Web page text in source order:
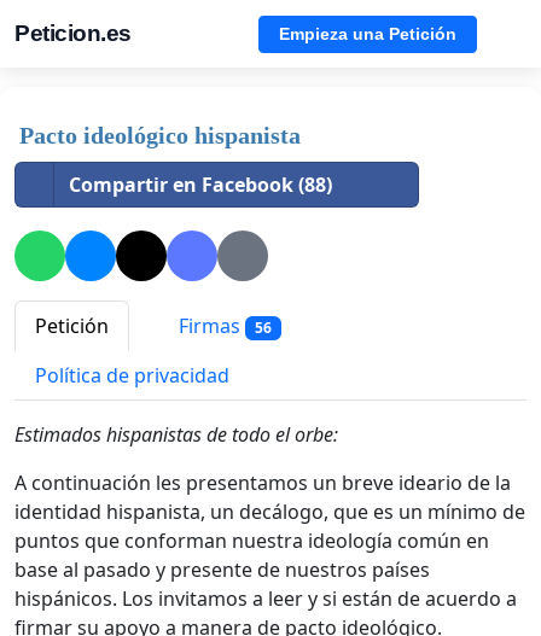
Peticion.es Empieza una Petición
Pacto ideológico hispanista
Compartir en Facebook (88)
Petición Firmas 56
Política de privacidad
Estimados hispanistas de todo el orbe:
A continuación les presentamos un breve ideario de la
identidad hispanista, un decálogo, que es un mínimo de
puntos que conforman nuestra ideología común en
base al pasado y presente de nuestros países
hispánicos. Los invitamos a leer y si están de acuerdo a
firmar su apoyo a manera de pacto ideológico.